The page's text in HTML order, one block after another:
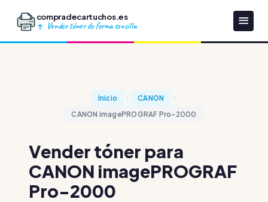
compradecartuchos.es
Vender tóner de forma sencilla
Inicio
CANON
CANON imagePROGRAF Pro-2000
Vender tóner para
CANON imagePROGRAF
Pro-2000